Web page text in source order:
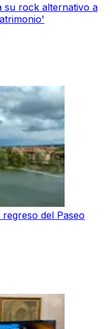
su rock alternativo a
del Paseo